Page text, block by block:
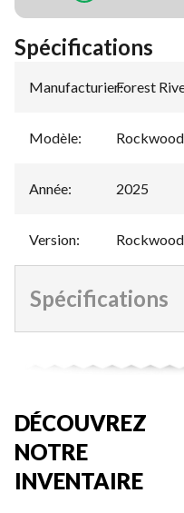
Spécifications
Manufacturier:
Forest
Modèle:
Année: 2025
Version:
Spécifications
DÉCOUVREZ
NOTRE
INVENTAIRE